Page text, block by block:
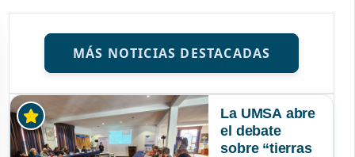
MÁS NOTICIAS DESTACADAS
La UMSA abre
el debate
sobre “tierras